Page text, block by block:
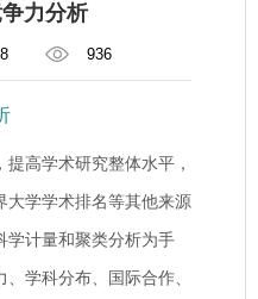
力分析
936
高学术研究整体水平，
大学学术排名等其他来源
学计量和聚类分析为手
学科分布、国际合作、